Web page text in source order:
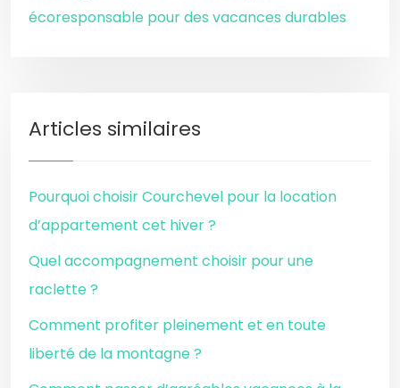
écoresponsable pour des vacances durables
Articles similaires
Pourquoi choisir Courchevel pour la location
d’appartement cet hiver ?
Quel accompagnement choisir pour une
raclette ?
Comment profiter pleinement et en toute
liberté de la montagne ?